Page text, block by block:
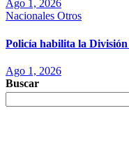
Ago 1, 2026
Nacionales Otros
Policía habilita la
Ago 1, 2026
Buscar